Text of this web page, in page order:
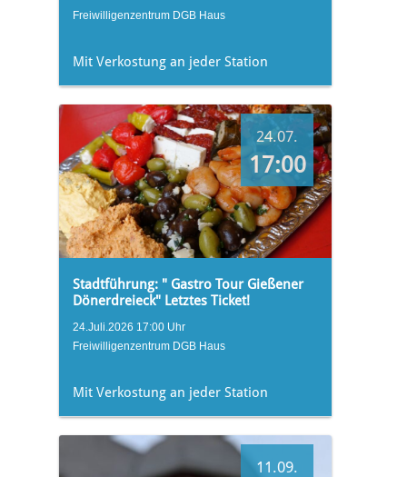
Freiwilligenzentrum DGB Haus
Mit Verkostung an jeder Station
24.07.
17:00
Stadtführung: " Gastro Tour Gießener
Dönerdreieck" Letztes Ticket!
24.Juli.2026 17:00 Uhr
Freiwilligenzentrum DGB Haus
Mit Verkostung an jeder Station
11.09.